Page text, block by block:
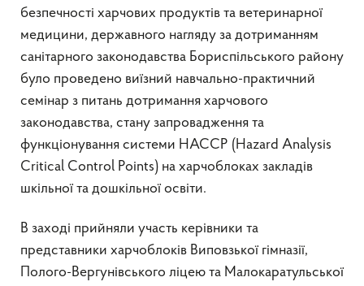
безпечності харчових продуктів та ветеринарної
медицини, державного нагляду за дотриманням
санітарного законодавства Бориспільського району
було проведено виїзний навчально-практичний
семінар з питань дотримання харчового
законодавства, стану запровадження та
функціонування системи НАССР (Hazard Analysis
Critical Control Points) на харчоблоках закладів
шкільної та дошкільної освіти.
В заході прийняли участь керівники та
представники харчоблоків Виповзької гімназії,
Полого-Вергунівського ліцею та Малокаратульської